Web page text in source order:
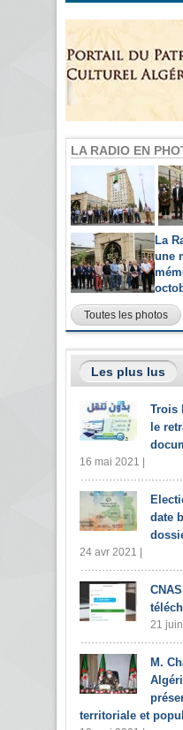
LA RADIO EN
La
une
Toutes les photos
Les plus lus
Trois
le
16 mai 2021 |
date
24 avr 2021 |
21
M.
territoriale et